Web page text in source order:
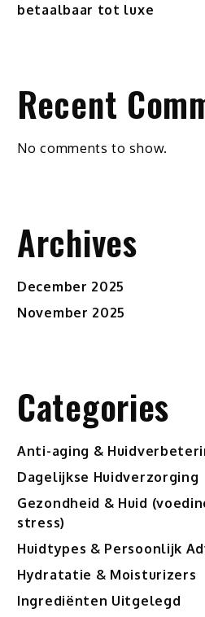
betaalbaar tot luxe
Recent
No comments to show.
Archives
December 2025
November 2025
Categories
Anti-aging &
Dagelijkse Huidverzorging
Gezondheid & Huid
stress)
Huidtypes & Persoonlijk
Hydratatie & Moisturizers
Ingrediënten Uitgelegd